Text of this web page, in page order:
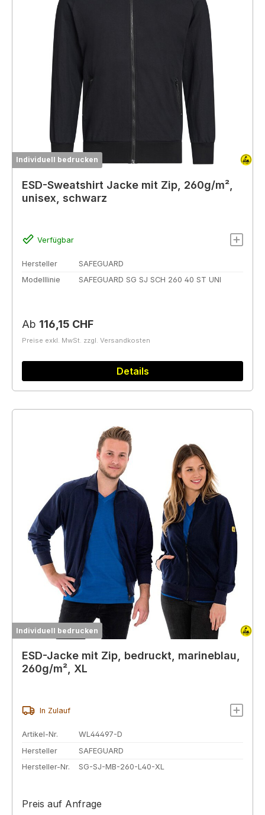
Individuell bedrucken
ESD-Sweatshirt Jacke mit Zip, 260g/m²,
unisex, schwarz
Verfügbar
Hersteller
SAFEGUARD
Modelllinie
SAFEGUARD SG SJ SCH 260 40 ST UNI
Regulärer Preis:
Ab 116,15 CHF
Preise exkl. MwSt. zzgl. Versandkosten
Details
Individuell bedrucken
ESD-Jacke mit Zip, bedruckt, marineblau,
260g/m², XL
In Zulauf
Artikel-Nr.
WL44497-D
Hersteller
SAFEGUARD
Hersteller-Nr.
SG-SJ-MB-260-L40-XL
Preis auf Anfrage